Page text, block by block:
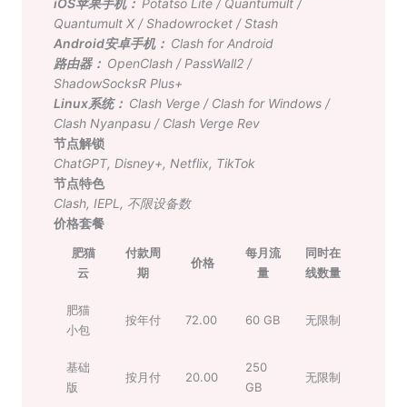
iOS苹果手机： Potatso Lite/ Quantumult/
Quantumult X/Shadowrocket/Stash
Android安卓手机： Clash for Android
路由器： OpenClash/ PassWall2/
ShadowSocksR Plus+
Linux系统： Clash Verge/ Clash for Windows/
Clash Nyanpasu/ Clash Verge Rev
节点解锁
ChatGPT, Disney+, Netflix, TikTok
节点特色
Clash, IEPL , 不限设备数
价格套餐
肥猫
云
付款周
期
价格
每月流
量
同时在
线数量
肥猫
小包
按年付 72.00 60 GB 无限制
基础
版
按月付 20.00
250
GB
无限制